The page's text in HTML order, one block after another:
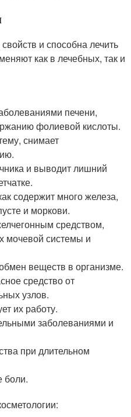
и способна лечить
как в лечебных, так и
печени,
фолиевой кислоты.
снимает
и выводит лишний
содержит много железа,
и моркови.
средством,
мочевой системы и
веществ в организме.
средство от
узлов.
их работу.
заболеваниями и
при длительном
боли.